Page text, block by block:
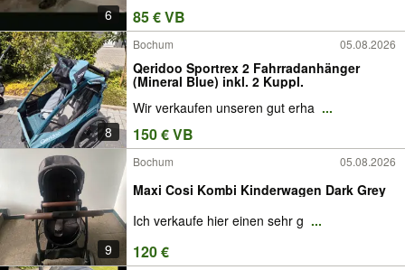
6 85 € VB
8
Bochum 05.08.2026
Qeridoo Sportrex 2 Fahrradanhänger
(Mineral Blue) inkl. 2 Kuppl.
Wir verkaufen unseren gut erha ...
150 € VB
9
Bochum 05.08.2026
Maxi Cosi Kombi Kinderwagen Dark Grey
Ich verkaufe hier einen sehr g ...
120 €